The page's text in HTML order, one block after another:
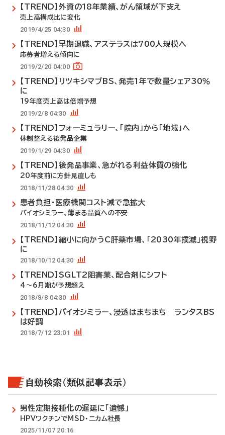
【TREND】外資の18年業績、がん領域が下支え
売上高構成比に変化
2019/4/25 04:30
【TREND】早期退職、アステラスは700人規模へ
応募者増える傾向に
2019/2/20 04:00
【TREND】リツキシマブBS、発売1年で数量シェア30％
に
19年度売上高は倍増予想
2019/2/8 04:30
【TREND】フォーミュラリー、「院内」から「地域」へ
体制整える後発品企業
2019/1/29 04:30
【TREND】後発品事業、急がれる利益体質の強化
20年度前に方針見直しも
2018/11/28 04:30
患者負担・医療機関コスト減で急拡大
バイオシミラー、薄まる品質への不安
2018/11/12 04:30
【TREND】縮小に向かうC肝薬市場、「2030年撲滅」視野
に
2018/10/12 04:30
【TREND】SGLT2阻害薬、配合剤にシフト
4～6月期が予想超え
2018/8/8 04:30
【TREND】バイオシミラー、浸透はまちまち ランタスBS
は好調
2018/7/12 23:01
自動検索（類似記事表示）
男性定期接種化の遅延に「遺憾」
HPVワクチンでMSD・ニカム社長
2025/11/07 20:16